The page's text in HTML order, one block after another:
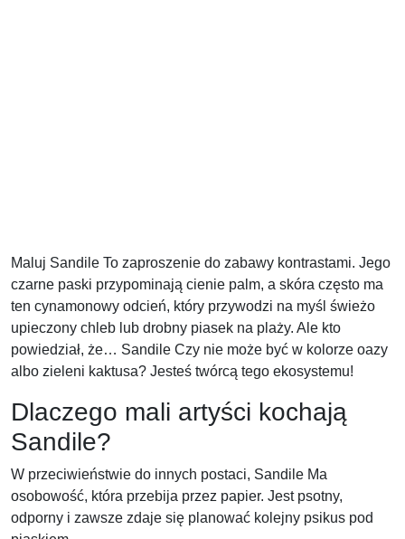
Maluj Sandile To zaproszenie do zabawy kontrastami. Jego
czarne paski przypominają cienie palm, a skóra często ma
ten cynamonowy odcień, który przywodzi na myśl świeżo
upieczony chleb lub drobny piasek na plaży. Ale kto
powiedział, że… Sandile Czy nie może być w kolorze oazy
albo zieleni kaktusa? Jesteś twórcą tego ekosystemu!
Dlaczego mali artyści kochają
Sandile?
W przeciwieństwie do innych postaci, Sandile Ma
osobowość, która przebija przez papier. Jest psotny,
odporny i zawsze zdaje się planować kolejny psikus pod